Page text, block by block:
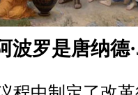
波罗是唐纳德